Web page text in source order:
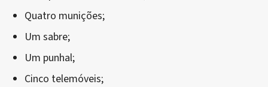
Quatro munições;
Um sabre;
Um punhal;
Cinco telemóveis;